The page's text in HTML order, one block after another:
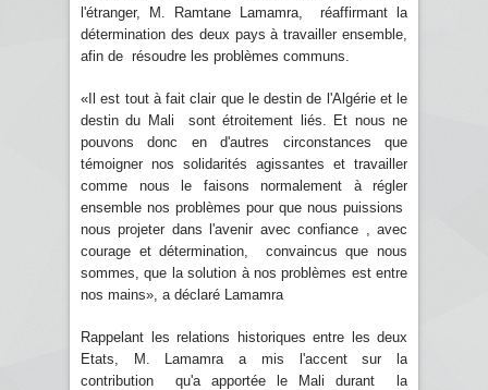
l'étranger, M. Ramtane Lamamra, réaffirmant la
détermination des deux pays à travailler ensemble,
afin de résoudre les problèmes communs.
«Il est tout à fait clair que le destin de l'Algérie et le
destin du Mali sont étroitement liés. Et nous ne
pouvons donc en d'autres circonstances que
témoigner nos solidarités agissantes et travailler
comme nous le faisons normalement à régler
ensemble nos problèmes pour que nous puissions
nous projeter dans l'avenir avec confiance , avec
courage et détermination, convaincus que nous
sommes, que la solution à nos problèmes est entre
nos mains», a déclaré Lamamra
Rappelant les relations historiques entre les deux
Etats, M. Lamamra a mis l'accent sur la
contribution qu'a apportée le Mali durant la